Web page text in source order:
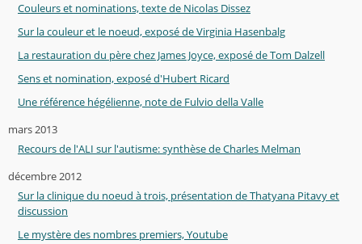
Couleurs et nominations, texte de Nicolas Dissez
Sur la couleur et le noeud, exposé de Virginia Hasenbalg
La restauration du père chez James Joyce, exposé de Tom Dalzell
Sens et nomination, exposé d'Hubert Ricard
Une référence hégélienne, note de Fulvio della Valle
mars 2013
Recours de l'ALI sur l'autisme: synthèse de Charles Melman
décembre 2012
Sur la clinique du noeud à trois, présentation de Thatyana Pitavy et
discussion
Le mystère des nombres premiers, Youtube